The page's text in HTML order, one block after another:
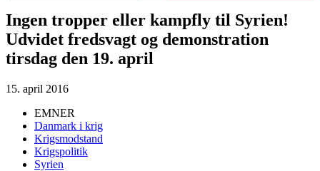
Ingen tropper eller kampfly til Syrien!
Udvidet fredsvagt og demonstration
tirsdag den 19. april
15. april 2016
EMNER
Danmark i krig
Krigsmodstand
Krigspolitik
Syrien